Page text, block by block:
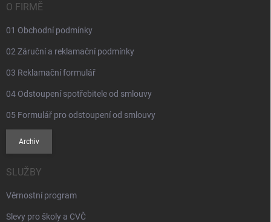
O FIRMĚ
01 Obchodní podmínky
02 Záruční a reklamační podmínky
03 Reklamační formulář
04 Odstoupení spotřebitele od smlouvy
05 Formulář pro odstoupení od smlouvy
Archiv
SLUŽBY
Věrnostní program
Slevy pro školy a CVČ